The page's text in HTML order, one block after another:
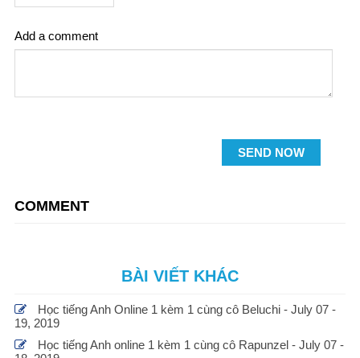
Add a comment
SEND NOW
COMMENT
BÀI VIẾT KHÁC
Học tiếng Anh Online 1 kèm 1 cùng cô Beluchi - July 07 -
19, 2019
Học tiếng Anh online 1 kèm 1 cùng cô Rapunzel - July 07 -